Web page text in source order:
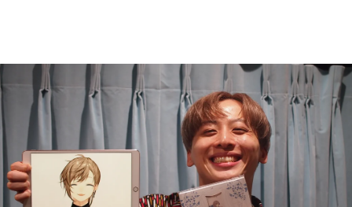
イベント・グッズ
YouTube
会社情報